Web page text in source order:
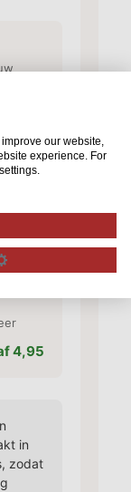
4,95
in
zodat
our website,
experience. For